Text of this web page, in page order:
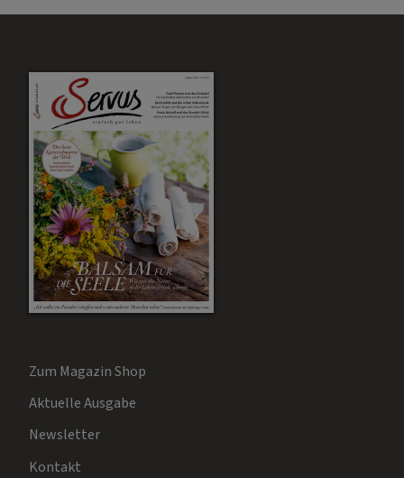
Zum Magazin Shop
Aktuelle Ausgabe
Newsletter
Kontakt